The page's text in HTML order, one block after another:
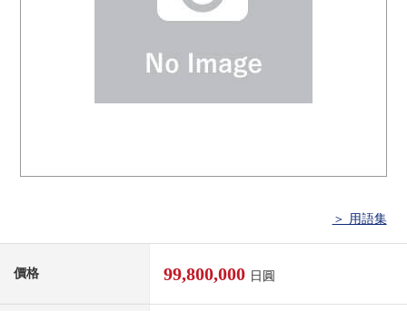
＞ 用語集
價格 99,800,000 日圓